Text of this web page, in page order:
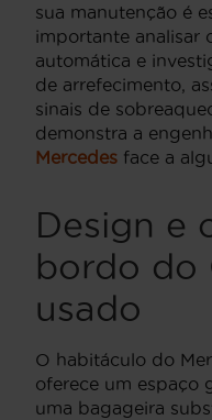
sua manutenção é
importante analisar
automática e
de arrefecimento,
sinais de
demonstra a
Mercedes face a
Design e
bordo do
usado
O habitáculo do
oferece um espaço
uma bagageira